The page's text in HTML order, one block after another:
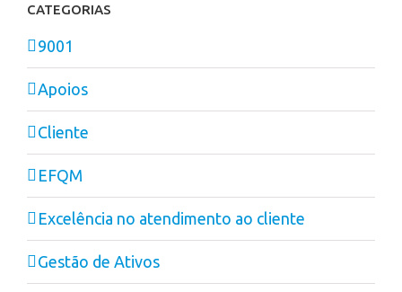
CATEGORIAS
9001
Apoios
Cliente
EFQM
Excelência no atendimento ao cliente
Gestão de Ativos